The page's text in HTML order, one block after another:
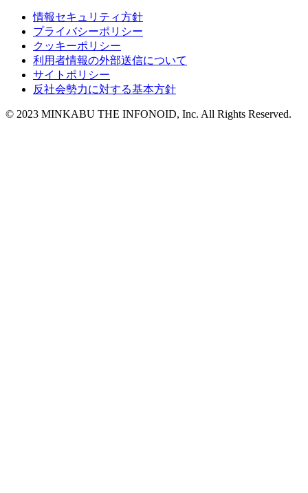
情報セキュリティ方針
プライバシーポリシー
クッキーポリシー
利用者情報の外部送信について
サイトポリシー
反社会勢力に対する基本方針
© 2023 MINKABU THE INFONOID, Inc. All Rights Reserved.